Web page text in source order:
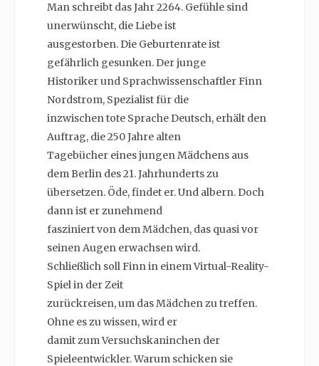
Man schreibt das Jahr 2264. Gefühle sind
unerwünscht, die Liebe ist
ausgestorben. Die Geburtenrate ist
gefährlich gesunken. Der junge
Historiker und Sprachwissenschaftler Finn
Nordstrom, Spezialist für die
inzwischen tote Sprache Deutsch, erhält den
Auftrag, die 250 Jahre alten
Tagebücher eines jungen Mädchens aus
dem Berlin des 21. Jahrhunderts zu
übersetzen. Öde, findet er. Und albern. Doch
dann ist er zunehmend
fasziniert von dem Mädchen, das quasi vor
seinen Augen erwachsen wird.
Schließlich soll Finn in einem Virtual-Reality-
Spiel in der Zeit
zurückreisen, um das Mädchen zu treffen.
Ohne es zu wissen, wird er
damit zum Versuchskaninchen der
Spieleentwickler. Warum schicken sie